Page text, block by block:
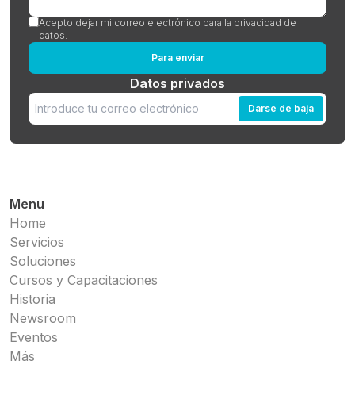
Menu
Home
Servicios
Soluciones
Cursos y Capacitaciones
Historia
Newsroom
Eventos
Más
Acepto dejar mi correo electrónico para la privacidad de
datos.
Para enviar
Datos privados
Darse de baja